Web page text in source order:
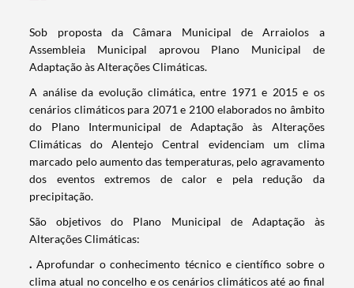
Sob proposta da Câmara Municipal de Arraiolos a
Assembleia Municipal aprovou Plano Municipal de
Adaptação às Alterações Climáticas.
A análise da evolução climática, entre 1971 e 2015 e os
cenários climáticos para 2071 e 2100 elaborados no âmbito
do Plano Intermunicipal de Adaptação às Alterações
Climáticas do Alentejo Central evidenciam um clima
marcado pelo aumento das temperaturas, pelo agravamento
dos eventos extremos de calor e pela redução da
precipitação.
São objetivos do Plano Municipal de Adaptação às
Alterações Climáticas:
. Aprofundar o conhecimento técnico e científico sobre o
clima atual no concelho e os cenários climáticos até ao final